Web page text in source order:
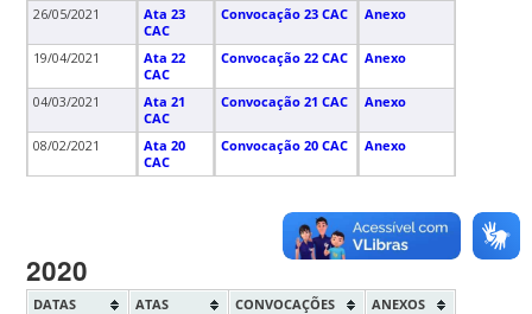
26/05/2021
Ata 23
CAC
Convocação 23 CAC Anexo
19/04/2021
Ata 22
CAC
Convocação 22 CAC Anexo
04/03/2021
Ata 21
CAC
Convocação 21 CAC Anexo
08/02/2021
Ata 20
CAC
Convocação 20 CAC Anexo
2020
DATAS ATAS CONVOCAÇÕES
ANEXOS